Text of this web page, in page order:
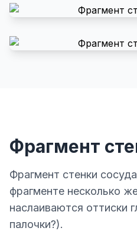
Фрагмент
Фрагмент стенки
фрагменте несколько
наслаиваются оттиски
палочки?).